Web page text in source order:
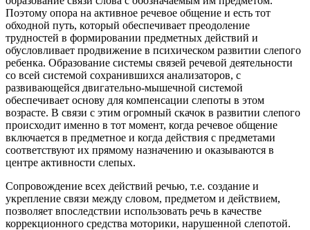
Поэтому опора на активное речевое общение и есть тот
обходной путь, который обеспечивает преодоление
трудностей в формировании предметных действий и
обусловливает продвижение в психическом развитии слепого
ребенка. Образование системы связей речевой деятельности
со всей системой сохранившихся анализаторов, с
развивающейся двигательно-мышечной системой
обеспечивает основу для компенсации слепоты в этом
возрасте. В связи с этим огромный скачок в развитии слепого
происходит именно в тот момент, когда речевое общение
включается в предметное и когда действия с предметами
соответствуют их прямому назначению и оказываются в
центре активности слепых.
Сопровождение всех действий речью, т.е. создание и
укрепление связи между словом, предметом и действием,
позволяет впоследствии использовать речь в качестве
коррекционного средства моторики, нарушенной слепотой.